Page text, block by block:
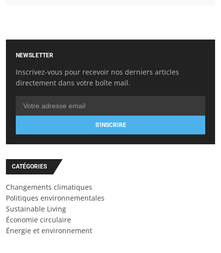
NEWSLETTER
Inscrivez-vous pour recevoir nos derniers articles
directement dans votre boîte mail.
S'INSCRIRE
CATÉGORIES
Changements climatiques
Politiques environnementales
Sustainable Living
Économie circulaire
Énergie et environnement